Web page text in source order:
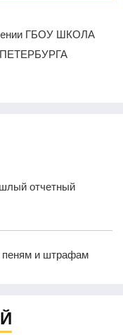
ГБОУ ШКОЛА
отчетный
пеням и штрафам